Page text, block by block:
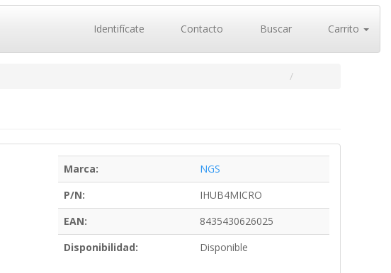
Identifícate Contacto Buscar Carrito
Marca:
NGS
P/N:
IHUB4MICRO
EAN:
8435430626025
Disponibilidad:
Disponible